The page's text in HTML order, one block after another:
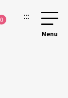
0 :::